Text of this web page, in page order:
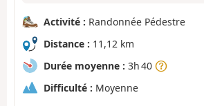
Activité : Randonnée Pédestre
Distance : 11,12 km
Durée moyenne : 3h 40
Difficulté : Moyenne